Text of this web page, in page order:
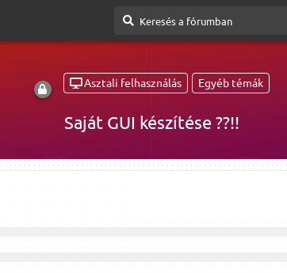
Asztali felhasználás Egyéb témák
Saját GUI készítése ??!!